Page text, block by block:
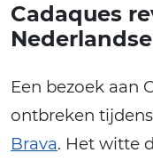
Cadaques
Een bezoek aan
ontbreken
Brava. Het witte